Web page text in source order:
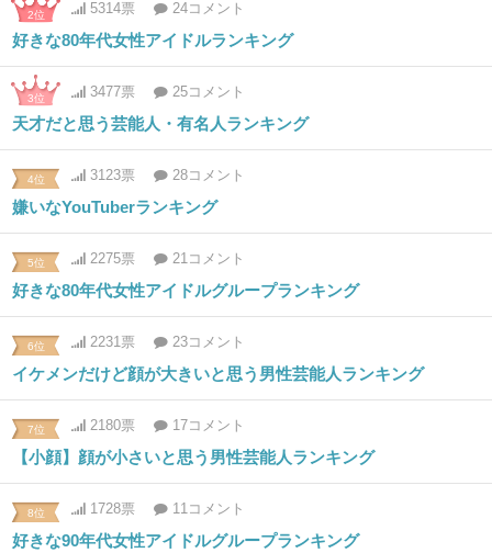
2位 5314票 24コメント
好きな80年代女性アイドルランキング
3位 3477票 25コメント
天才だと思う芸能人・有名人ランキング
4位 3123票 28コメント
嫌いなYouTuberランキング
5位 2275票 21コメント
好きな80年代女性アイドルグループランキング
6位 2231票 23コメント
イケメンだけど顔が大きいと思う男性芸能人ランキング
7位 2180票 17コメント
【小顔】顔が小さいと思う男性芸能人ランキング
8位 1728票 11コメント
好きな90年代女性アイドルグループランキング